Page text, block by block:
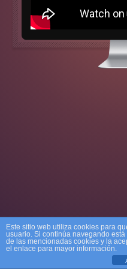
Este sitio web utiliza cookies para
usuario. Si continúa navegando
de las mencionadas cookies y la
el enlace para mayor información.